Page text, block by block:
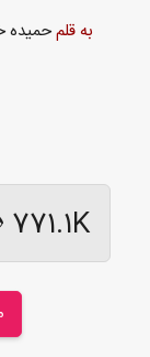
به قلم
771.1K 👁